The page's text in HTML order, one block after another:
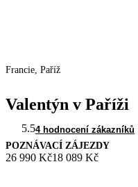
Francie, Paříž
Valentýn v Paříži
5.54 hodnocení zákazníků
POZNÁVACÍ ZÁJEZDY
26 990 Kč18 089 Kč